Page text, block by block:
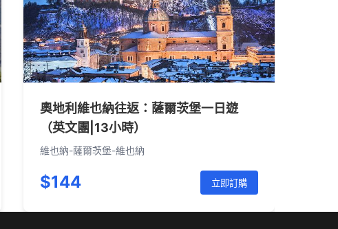
奧地利維也納往返：薩爾茨堡一日遊
（英文團|13小時）
維也納-薩爾茨堡-維也納
$144 立即訂購